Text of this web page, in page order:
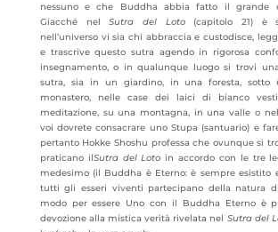
nessuno e che Buddha abbia fatto il grande
Giacché nelSutra del Loto(capitolo 21) è
nell’universo vi sia chi abbraccia e custodisce,
e trascrive questo sutra agendo in rigorosa
insegnamento, o in qualunque luogo si trovi
sutra, sia in un giardino, in una foresta, sotto
monastero, nelle case dei laici di bianco
meditazione, su una montagna, in una valle o
voi dovrete consacrare uno Stupa (santuario) e
pertanto Hokke Shoshu professa che ovunque si
praticano ilSutra del Loto in accordo con le tre
medesimo (il Buddha è Eterno: è sempre esistito
tutti gli esseri viventi partecipano della natura
modo per essere Uno con il Buddha Eterno è
devozione alla mistica verità rivelata nel Sutra del